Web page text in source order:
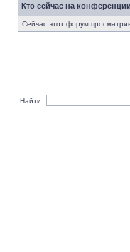
Кто сейчас на конференции
Сейчас этот форум
Найти: